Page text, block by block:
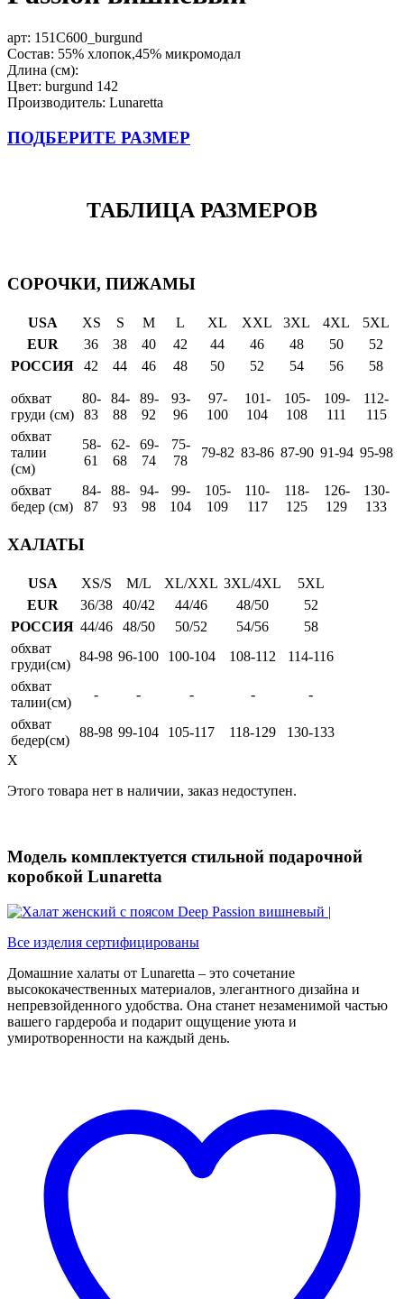
арт: 151C600_burgund
Состав: 55% хлопок,45% микромодал
Длина (см):
Цвет: burgund 142
Производитель: Lunaretta
ПОДБЕРИТЕ РАЗМЕР
ТАБЛИЦА РАЗМЕРОВ
СОРОЧКИ, ПИЖАМЫ
USA XS S M L XL XXL 3XL 4XL
5XL
EUR
36 38 40 42 44 46 48 50
52
РОССИЯ
42 44 46 48 50 52 54 56 58
обхват
груди (см)
80-
83
84-
88
89-
92
93-
96
97-
100
101-
104
105-
108
109-
111
112-
115
обхват
талии
(см)
58-
61
62-
68
69-
74
75-
78
79-82 83-86 87-90 91-94 95-98
обхват
бедер (см)
84-
87
88-
93
94-
98
99-
104
105-
109
110-
117
118-
125
126-
129
130-
133
ХАЛАТЫ
USA XS/S M/L XL/XXL 3XL/4XL
5XL
EUR
36/38 40/42 44/46 48/50
52
РОССИЯ 44/46 48/50 50/52 54/56
58
обхват
груди(см)
84-98 96-100 100-104 108-112
114-116
обхват
талии(см)
- - - -
-
обхват
бедер(см)
88-98 99-104 105-117 118-129
130-133
X
Этого товара нет в наличии, заказ недоступен.
Модель комплектуется стильной подарочной
коробкой Lunaretta
Все изделия сертифицированы
Домашние халаты от Lunaretta – это сочетание
высококачественных материалов, элегантного дизайна и
непревзойденного удобства. Она станет незаменимой частью
вашего гардероба и подарит ощущение уюта и
умиротворенности на каждый день.